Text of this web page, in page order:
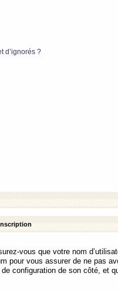
d’ignorés ?
vous que votre nom
pour vous assurer de ne pas
configuration de son côté, et